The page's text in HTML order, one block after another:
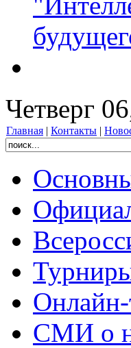
Четверг
Главная | Контакты |
СМИ о